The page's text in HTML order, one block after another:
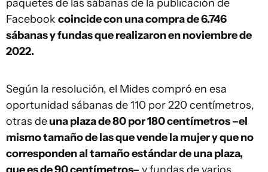
paquetes de las sábanas de la publicación de
Facebook coincide con una compra de 6.746
sábanas y fundas que realizaron en noviembre de
2022.
Según la resolución, el Mides compró en esa
oportunidad sábanas de 110 por 220 centímetros,
otras deuna plaza de 80 por 180 centímetros –el
mismo tamaño de las que vende la mujer y que no
corresponden al tamaño estándar de una plaza,